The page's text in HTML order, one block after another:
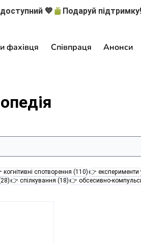
💙
фахівця Співпраця Анонси
пости
когнітивні спотворення (110)110 постів
👉 експерименти
28 постів
👉 спілкування (18)18 постів
👉 обсесивно-